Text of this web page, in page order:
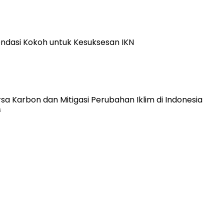
Kokoh untuk Kesuksesan IKN
Karbon dan Mitigasi Perubahan Iklim di Indonesia